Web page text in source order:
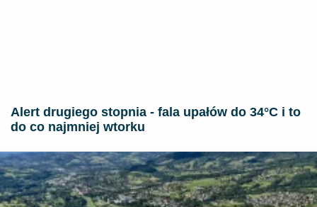
Alert drugiego stopnia - fala upałów do 34°C i to
do co najmniej wtorku